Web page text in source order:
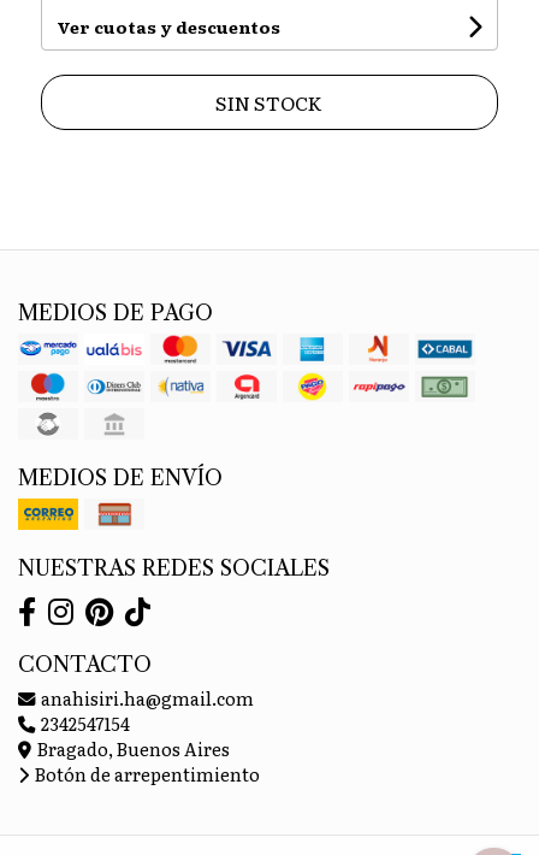
Ver cuotas y descuentos
SIN STOCK
MEDIOS DE PAGO
MEDIOS DE ENVÍO
NUESTRAS REDES SOCIALES
CONTACTO
anahisiri.ha@gmail.com
2342547154
Bragado, Buenos Aires
Botón de arrepentimiento